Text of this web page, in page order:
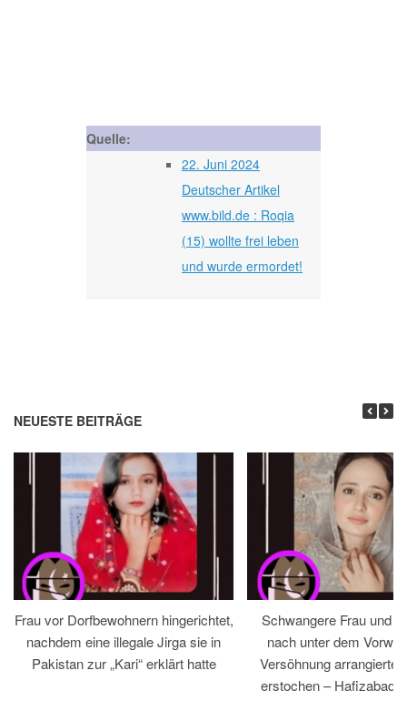
Quelle:
22. Juni 2024
Deutscher Artikel
www.bild.de : Roqia
(15) wollte frei leben
und wurde ermordet!
NEUESTE BEITRÄGE
Frau vor Dorfbewohnern hingerichtet,
nachdem eine illegale Jirga sie in
Pakistan zur „Kari“ erklärt hatte
Schwangere Frau und
nach unter dem
Versöhnung
erstochen – Hafizabad,